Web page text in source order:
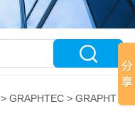
>GRAPHTEC > GRAPHTEC记录纸PZ123-3H